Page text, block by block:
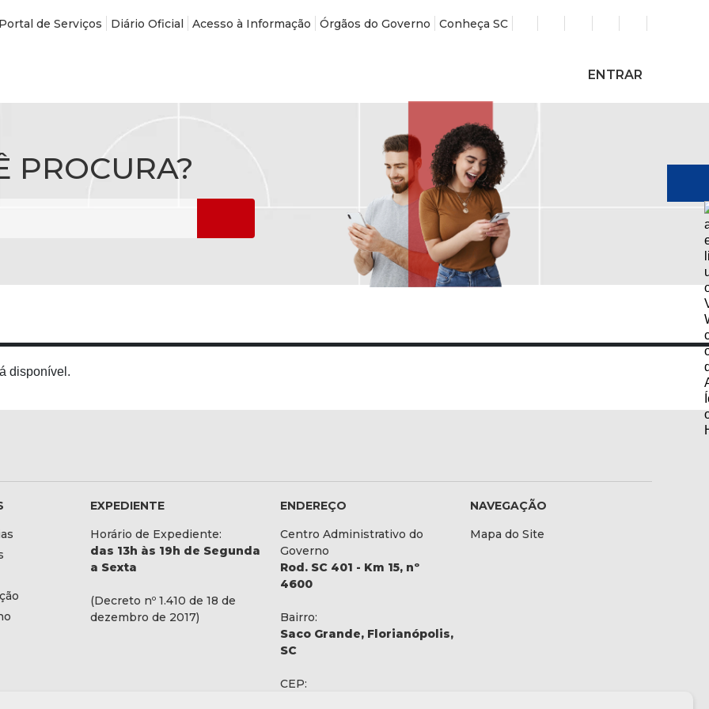
de Serviços Diário Oficial Acesso à Informação Órgãos do Governo Conheça SC
ENTRAR
PROCURA?
disponível.
EXPEDIENTE
Horário de Expediente:
das 13h às 19h de Segunda
a Sexta
(Decreto nº 1.410 de 18 de
dezembro de 2017)
ENDEREÇO
Centro Administrativo do
Governo
Rod. SC 401 - Km 15, nº
4600
Bairro:
Saco Grande, Florianópolis,
SC
CEP:
NAVEGAÇÃO
Mapa do Site